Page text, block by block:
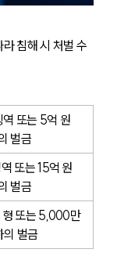
침해 시 처벌 수
역 또는 5억 원
벌금
또는 15억 원
벌금
형 또는 5,000만
의 벌금